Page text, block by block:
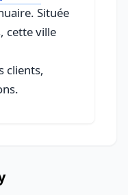
Située
cette ville
clients,